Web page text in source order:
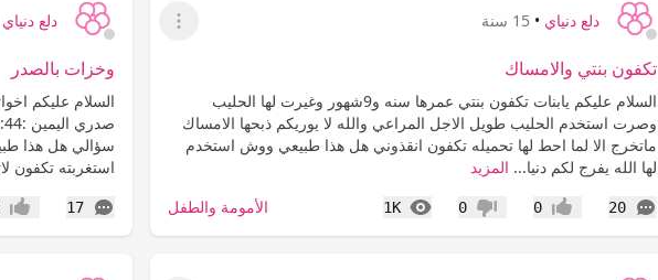
دلع دنياي • 15 سنة
عرض القائمة
تكفون بنتي والامساك
السلام عليكم يابنات تكفون بنتي عمرها سنه و9شهور وغيرت لها الحليب
وصرت استخدم الحليب طويل الاجل المراعي والله لا يوريكم ذبحها الامساك
ماتخرج الا لما احط لها تحميله تكفون انقذوني هل هذا طبيعي ووش استخدم
لها الله يفرج لكم دنيا... المزيد
20
التعليقات إعجاب0 عدم إعجاب
0
1K
المشاهدات الأمومة والطفل
دلع دنياي
وخزات بالصدر
السلام عليكم
سؤالي هل هذا
استغربته تكفون
17
التعليقات إعجاب